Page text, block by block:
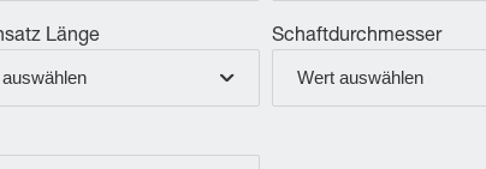
Länge Schaftdurchmesser
Wert auswählen